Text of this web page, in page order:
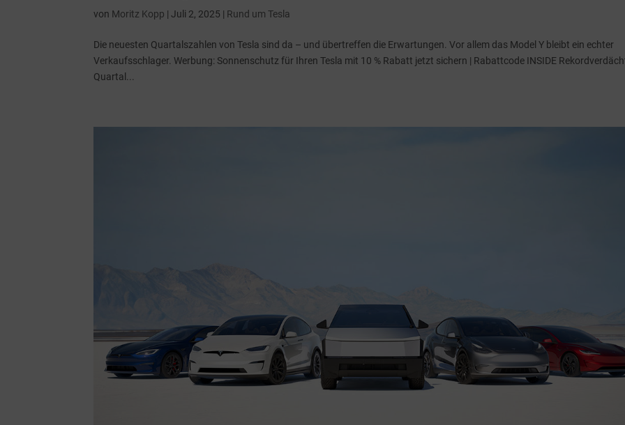
von Moritz Kopp |Juli 2, 2025 | Rund um Tesla
Die neuesten Quartalszahlen von Tesla sind da – und übertreffen die Erwartungen. Vor allem das Model Y bleibt ein echter
Verkaufsschlager. Werbung: Sonnenschutz für Ihren Tesla mit 10 % Rabatt jetzt sichern | Rabattcode INSIDE
Quartal...